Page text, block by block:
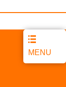
MENU